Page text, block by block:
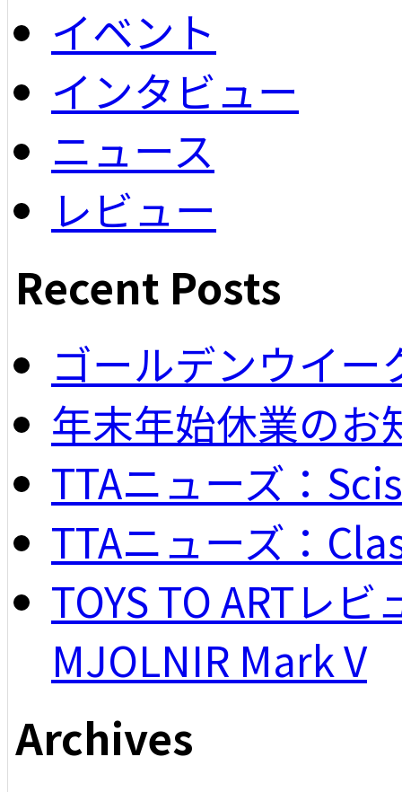
イベント
インタビュー
ニュース
レビュー
Recent Posts
ゴールデンウイー
年末年始休業のお
TTAニューズ：
TTAニューズ：
TOYS TO ARTレ
MJOLNIR Mark V
Archives